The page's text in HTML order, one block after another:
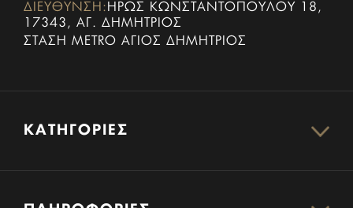
ΔΙΕΥΘΥΝΣΗ: ΗΡΏΣ ΚΩΝΣΤΑΝΤΟΠΟΎΛΟΥ 18,
17343, ΑΓ. ΔΗΜΉΤΡΙΟΣ
ΣΤΆΣΗ METRO ΆΓΙΟΣ ΔΗΜΉΤΡΙΟΣ
ΚΑΤΗΓΟΡΊΕΣ